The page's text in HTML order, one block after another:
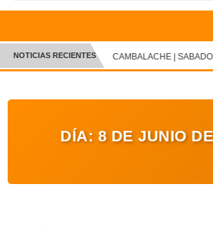
INICIO
CRÓNICA
ENTRETENIMIENTO Y CULTURA
NOTICIAS RECIENTES CAMBALACHE | SABADO
DÍA: 8 DE JUNIO